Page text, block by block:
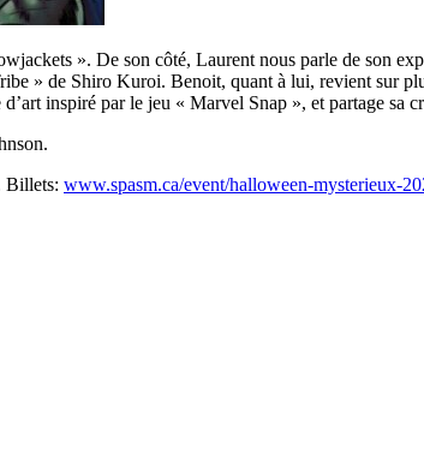
». De son côté, Laurent nous parle de son
» de Shiro Kuroi. Benoit, quant à lui, revient sur
inspiré par le jeu « Marvel Snap », et partage sa
Billets: www.spasm.ca/event/halloween-mysterieux-